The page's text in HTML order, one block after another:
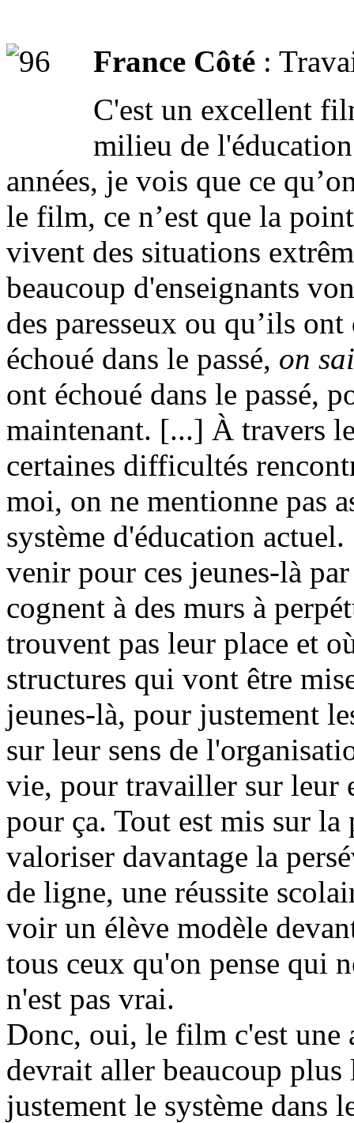
France Côté :
C'est un excellent
milieu de
années, je vois que ce
le film, ce n’est que la
vivent des situations
beaucoup d'enseignants
des paresseux ou qu’ils
échoué dans le passé, on
ont échoué dans le passé,
maintenant. [...] À travers
certaines difficultés
moi, on ne mentionne pas
système d'éducation
venir pour ces jeunes-là
cognent à des murs à
trouvent pas leur place et
structures qui vont être
jeunes-là, pour justement
sur leur sens de
vie, pour travailler sur leur
pour ça. Tout est mis sur
valoriser davantage la
de ligne, une réussite
voir un élève modèle
tous ceux qu'on pense qui
n'est pas vrai.
Donc, oui, le film c'est une
devrait aller beaucoup
justement le système dans